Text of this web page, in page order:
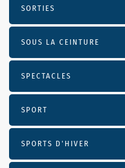
SORTIES
SOUS LA CEINTURE
SPECTACLES
SPORT
SPORTS D'HIVER